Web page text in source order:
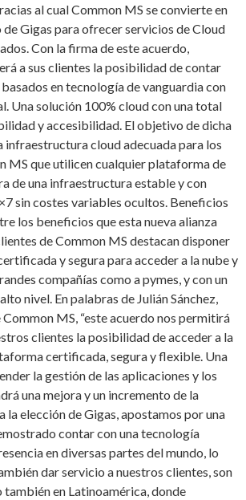
al cual Common MS se convierte en
Gigas para ofrecer servicios de Cloud
Con la firma de este acuerdo,
a sus clientes la posibilidad de contar
en tecnología de vanguardia con
Una solución 100% cloud con una total
y accesibilidad. El objetivo de dicha
infraestructura cloud adecuada para los
MS que utilicen cualquier plataforma de
de una infraestructura estable y con
sin costes variables ocultos. Beneficios
los beneficios que esta nueva alianza
de Common MS destacan disponer
y segura para acceder a la nube y
compañías como a pymes, y con un
nivel. En palabras de Julián Sánchez,
MS, “este acuerdo nos permitirá
clientes la posibilidad de acceder a la
certificada, segura y flexible. Una
la gestión de las aplicaciones y los
una mejora y un incremento de la
la elección de Gigas, apostamos por una
contar con una tecnología
en diversas partes del mundo, lo
dar servicio a nuestros clientes, son
también en Latinoamérica, donde